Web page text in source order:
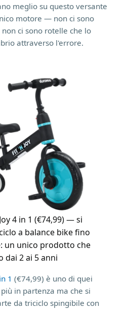
meglio su questo versante
motore — non ci sono
ci sono rotelle che lo
attraverso l'errore.
4 in 1 (€74,99) — si
a balance bike fino
un unico prodotto che
dai 2 ai 5 anni
1 (€74,99) è uno di quei
in partenza ma che si
da triciclo spingibile con